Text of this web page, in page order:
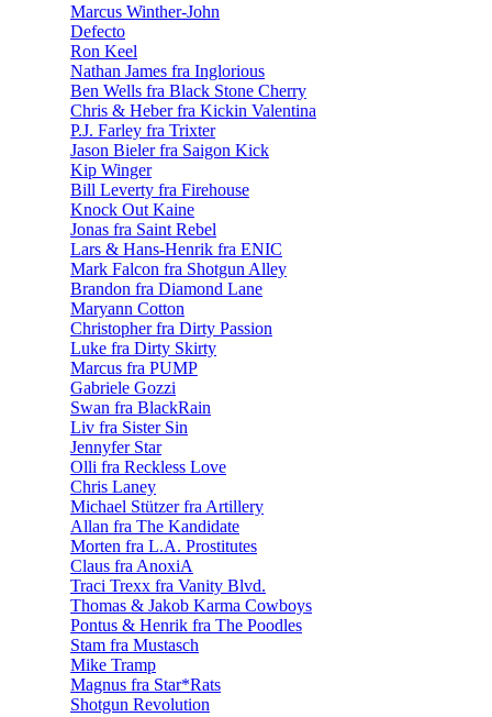
Marcus Winther-John
Defecto
Ron Keel
Nathan James fra Inglorious
Ben Wells fra Black Stone Cherry
Chris & Heber fra Kickin Valentina
P.J. Farley fra Trixter
Jason Bieler fra Saigon Kick
Kip Winger
Bill Leverty fra Firehouse
Knock Out Kaine
Jonas fra Saint Rebel
Lars & Hans-Henrik fra ENIC
Mark Falcon fra Shotgun Alley
Brandon fra Diamond Lane
Maryann Cotton
Christopher fra Dirty Passion
Luke fra Dirty Skirty
Marcus fra PUMP
Gabriele Gozzi
Swan fra BlackRain
Liv fra Sister Sin
Jennyfer Star
Olli fra Reckless Love
Chris Laney
Michael Stützer fra Artillery
Allan fra The Kandidate
Morten fra L.A. Prostitutes
Claus fra AnoxiA
Traci Trexx fra Vanity Blvd.
Thomas & Jakob Karma Cowboys
Pontus & Henrik fra The Poodles
Stam fra Mustasch
Mike Tramp
Magnus fra Star*Rats
Shotgun Revolution